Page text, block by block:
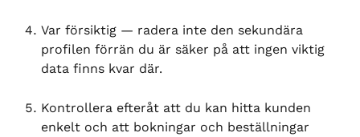
Var försiktig — radera inte den sekundära
profilen förrän du är säker på att ingen viktig
data finns kvar där.
Kontrollera efteråt att du kan hitta kunden
enkelt och att bokningar och beställningar